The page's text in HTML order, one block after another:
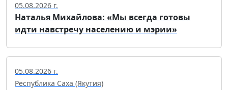
05.08.2026 г.
Наталья Михайлова: «Мы всегда готовы
идти навстречу населению и мэрии»
05.08.2026 г.
Республика Саха (Якутия)